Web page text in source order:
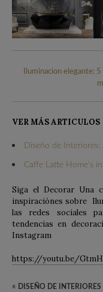
Iluminacion elegante:
VER MÁS ARTICULOS
Diseño de
Caffe Latte Home’s
Siga el Decorar Una
inspiraciónes sobre
las redes sociales
tendencias en
Instagram
https://youtu.be/
« DISEÑO DE INTERIORES